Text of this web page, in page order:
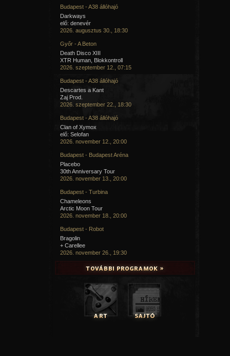
Budapest - A38 állóhajó
Darkways
elő: denevér
2026. augusztus 30., 18:30
Győr - A Beton
Death Disco XIII
XTR Human, Blokkontroll
2026. szeptember 12., 07:15
Budapest - A38 állóhajó
Descartes a Kant
Zaj Prod.
2026. szeptember 22., 18:30
Budapest - A38 állóhajó
Clan of Xymox
elő: Selofan
2026. november 12., 20:00
Budapest - Budapest Aréna
Placebo
30th Anniversary Tour
2026. november 13., 20:00
Budapest - Turbina
Chameleons
Arctic Moon Tour
2026. november 18., 20:00
Budapest - Robot
Bragolin
+ Carellee
2026. november 26., 19:30